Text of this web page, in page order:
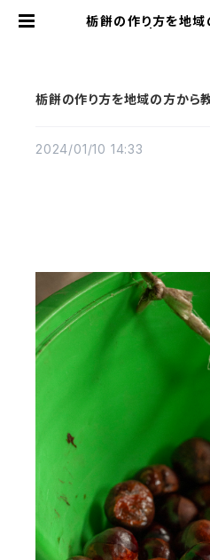
栃餅の作り方を地域
栃餅の作り方を地域の方から教
2024/01/10 14:33